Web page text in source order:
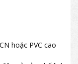
hoặc PVC cao